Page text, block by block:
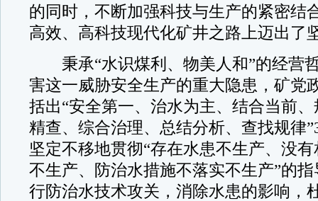
的同时，不断加强科技与生产的紧密结
高效、高科技现代化矿井之路上迈出了
秉承“水识煤利、物美人和”的经营
害这一威胁安全生产的重大隐患，矿党
括出“安全第一、治水为主、结合当前
精查、综合治理、总结分析、查找规律
坚定不移地贯彻“存在水患不生产、没
不生产、防治水措施不落实不生产”的
行防治水技术攻关，消除水患的影响，